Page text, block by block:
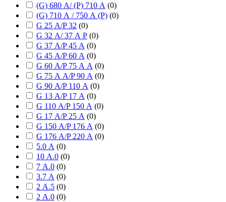
(G) 680 А/ (P) 710 А (0)
(G) 710 А / 750 А (P) (0)
G 25 А/P 32 (0)
G 32 А/ 37 А P (0)
G 37 А/P 45 А (0)
G 45 А/P 60 А (0)
G 60 А/P 75 А А (0)
G 75 А А/P 90 А (0)
G 90 А/P 110 А (0)
G 13 А/P 17 А (0)
G 110 А/P 150 А (0)
G 17 А/P 25 А (0)
G 150 А/P 176 А (0)
G 176 А/P 220 А (0)
5.0 А (0)
10 А.0 (0)
7 А.0 (0)
3.7 А (0)
2 А.5 (0)
2 А.0 (0)